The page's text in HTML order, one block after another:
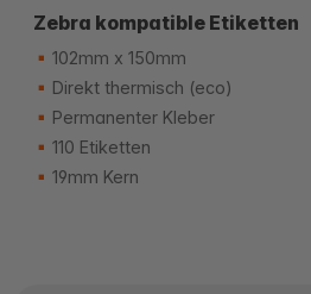
Zebra kompatible Etiketten
102mm x 150mm
Direkt thermisch (eco)
Permanenter Kleber
110 Etiketten
19mm Kern